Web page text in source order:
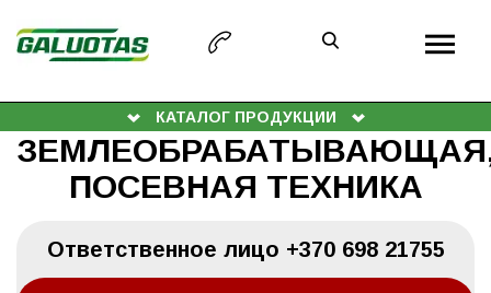
КАТАЛОГ ПРОДУКЦИИ
ПОСЕВНАЯ ТЕХНИКА
Oтветственное лицо +370 698 21755